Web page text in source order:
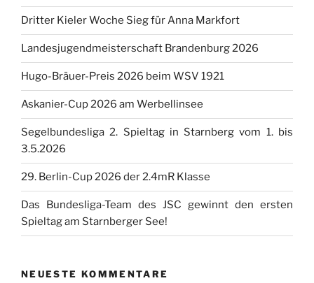
Dritter Kieler Woche Sieg für Anna Markfort
Landesjugendmeisterschaft Brandenburg 2026
Hugo-Bräuer-Preis 2026 beim WSV 1921
Askanier-Cup 2026 am Werbellinsee
Segelbundesliga 2. Spieltag in Starnberg vom 1. bis
3.5.2026
29. Berlin-Cup 2026 der 2.4mR Klasse
Das Bundesliga-Team des JSC gewinnt den ersten
Spieltag am Starnberger See!
NEUESTE KOMMENTARE